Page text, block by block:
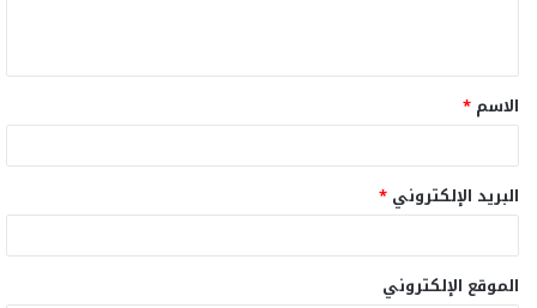
ق
*
الاسم *
البريد الإلكتروني *
الموقع الإلكتروني